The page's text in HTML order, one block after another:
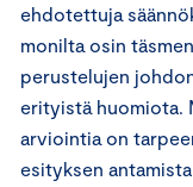
ehdotettuja
monilta osin
perustelujen
erityistä huomiota.
arviointia on
esityksen